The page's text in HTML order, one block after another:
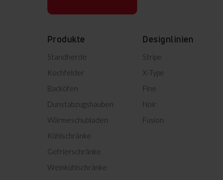
Product photo EHC 933 021 E
Product photo EHC 933 021 E
Product photo EHC 933 021 E
Produkte
Standherde
Kochfelder
Backöfen
Dunstabzugshauben
Wärmeschubladen
Kühlschränke
Gefrierschränke
Weinkühlschränke
Designlinien
Stripe
X-Type
Fine
Noir
Fusion